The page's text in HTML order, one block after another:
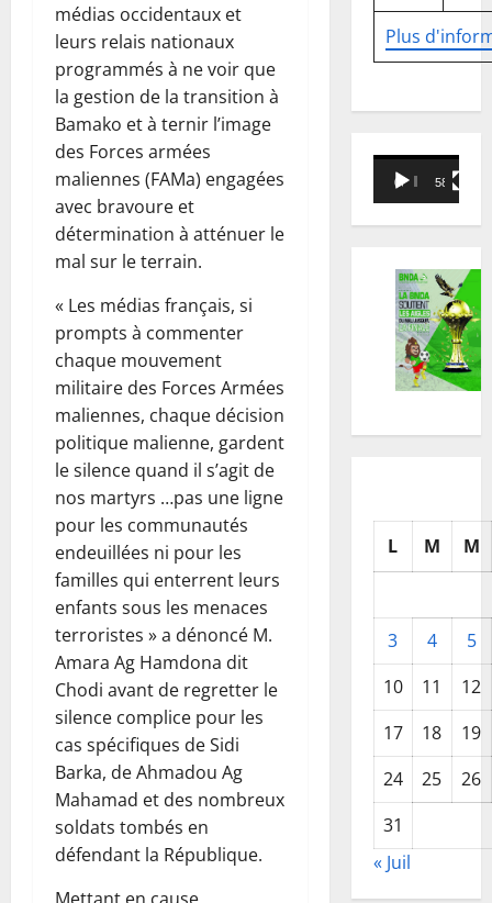
médias occidentaux et
leurs relais nationaux
programmés à ne voir que
la gestion de la transition à
Bamako et à ternir l’image
des Forces armées
maliennes (FAMa) engagées
avec bravoure et
détermination à atténuer le
mal sur le terrain.
« Les médias français, si
prompts à commenter
chaque mouvement
militaire des Forces Armées
maliennes, chaque décision
politique malienne, gardent
le silence quand il s’agit de
nos martyrs …pas une ligne
pour les communautés
endeuillées ni pour les
familles qui enterrent leurs
enfants sous les menaces
terroristes » a dénoncé M.
Amara Ag Hamdona dit
Chodi avant de regretter le
silence complice pour les
cas spécifiques de Sidi
Barka, de Ahmadou Ag
Mahamad et des nombreux
soldats tombés en
défendant la République.
Mettant en cause,
Plus
Lecteur
vidéo
00:00 58:18
L M M
3 4
5
10
11
12
17
18
19
24
25
26
31
« Juil